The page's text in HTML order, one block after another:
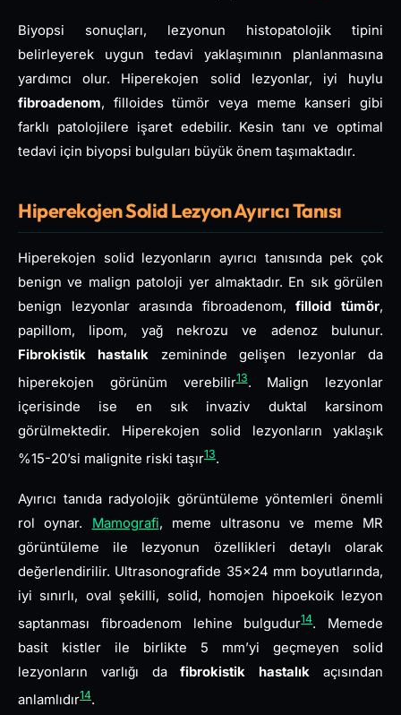
Biyopsi sonuçları, lezyonun histopatolojik tipini
belirleyerek uygun tedavi yaklaşımının planlanmasına
yardımcı olur. Hiperekojen solid lezyonlar, iyi huylu
fibroadenom, filloides tümör veya meme kanseri gibi
farklı patolojilere işaret edebilir. Kesin tanı ve optimal
tedavi için biyopsi bulguları büyük önem taşımaktadır.
Hiperekojen Solid Lezyon Ayırıcı Tanısı
Hiperekojen solid lezyonların ayırıcı tanısında pek çok
benign ve malign patoloji yer almaktadır. En sık görülen
benign lezyonlar arasında fibroadenom,filloid tümör,
papillom, lipom, yağ nekrozu ve adenoz bulunur.
Fibrokistik hastalık zemininde gelişen lezyonlar da
hiperekojen görünüm verebilir13. Malign lezyonlar
içerisinde ise en sık invaziv duktal karsinom
görülmektedir. Hiperekojen solid lezyonların yaklaşık
%15-20’si malignite riski taşır13.
Ayırıcı tanıda radyolojik görüntüleme yöntemleri önemli
rol oynar. Mamografi, meme ultrasonu ve meme MR
görüntüleme ile lezyonun özellikleri detaylı olarak
değerlendirilir. Ultrasonografide 35×24 mm boyutlarında,
iyi sınırlı, oval şekilli, solid, homojen hipoekoik lezyon
saptanması fibroadenom lehine bulgudur14. Memede
basit kistler ile birlikte 5 mm’yi geçmeyen solid
lezyonların varlığı dafibrokistik hastalık açısından
anlamlıdır14.